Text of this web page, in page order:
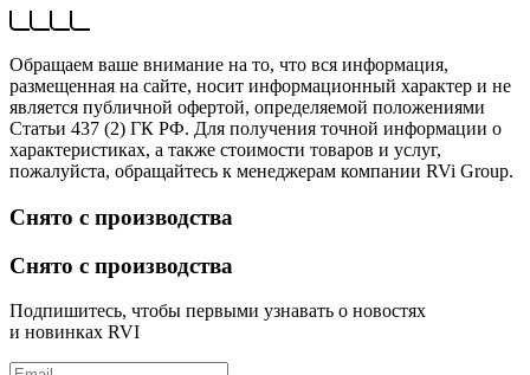
Обращаем ваше внимание на то, что вся информация,
размещенная на сайте, носит информационный характер и не
является публичной офертой, определяемой положениями
Статьи 437 (2) ГК РФ. Для получения точной информации о
характеристиках, а также стоимости товаров и услуг,
пожалуйста, обращайтесь к менеджерам компании RVi Group.
Снято с производства
Снято с производства
Подпишитесь, чтобы первыми узнавать о новостях
и новинках RVI